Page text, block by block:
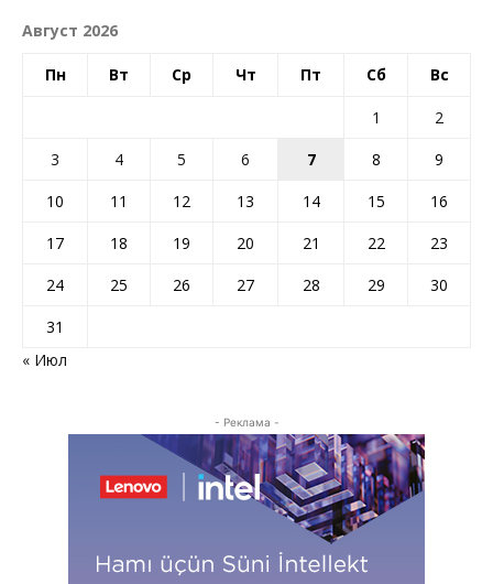
Август 2026
Пн Вт Ср Чт Пт Сб Вс
1
2
3
4 5 6 7 8
9
10
11 12 13 14 15
16
17
18 19 20 21 22
23
24
25 26 27 28 29
30
31
« Июл
- Реклама -